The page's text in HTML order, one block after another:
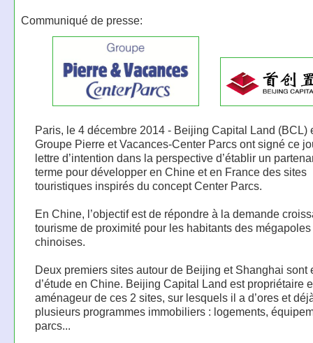
Communiqué de presse:
Paris, le 4 décembre 2014 - Beijing Capital Land (BCL)
Groupe Pierre et Vacances-Center Parcs ont signé ce
lettre d’intention dans la perspective d’établir un
terme pour développer en Chine et en France des sites
touristiques inspirés du concept Center Parcs.
En Chine, l’objectif est de répondre à la demande
tourisme de proximité pour les habitants des mégapoles
chinoises.
Deux premiers sites autour de Beijing et Shanghai sont
d’étude en Chine. Beijing Capital Land est propriétaire
aménageur de ces 2 sites, sur lesquels il a d’ores et
plusieurs programmes immobiliers : logements,
parcs...